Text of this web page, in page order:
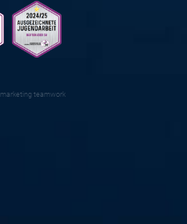
marketing teamwork